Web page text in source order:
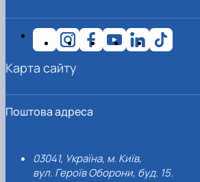
Поштова адреса
03041, Україна, м. Київ,
вул. Героїв Оборони, буд. 15.
Карта сайту